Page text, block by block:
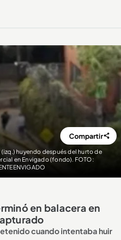
huyendo después del hurto de
en Envigado (fondo). FOTO:
Compartir
en balacera en
cuando intentaba huir